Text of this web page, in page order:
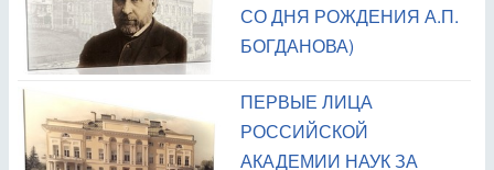
СО ДНЯ РОЖДЕНИЯ А.П.
БОГДАНОВА)
ПЕРВЫЕ ЛИЦА
РОССИЙСКОЙ
АКАДЕМИИ НАУК ЗА